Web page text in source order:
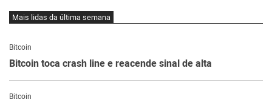
Mais lidas da última semana
Bitcoin
Bitcoin toca crash line e reacende sinal de alta
Bitcoin